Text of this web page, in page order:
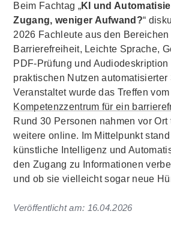
Beim Fachtag „KI und
Zugang, weniger Aufwand?“
2026 Fachleute aus den
Barrierefreiheit, Leichte Sprache,
PDF-Prüfung und Audiodeskription
praktischen Nutzen automatisierter
Veranstaltet wurde das Treffen vom
Kompetenzzentrum für ein
Rund 30 Personen nahmen vor Ort
weitere online. Im Mittelpunkt
künstliche Intelligenz und
den Zugang zu Informationen
und ob sie vielleicht sogar neue
Veröffentlicht am: 16.04.2026